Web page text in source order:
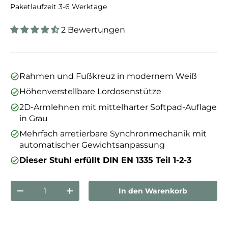
Paketlaufzeit 3-6 Werktage
2 Bewertungen
Rahmen und Fußkreuz in modernem Weiß
Höhenverstellbare Lordosenstütze
2D-Armlehnen mit mittelharter Softpad-Auflage
in Grau
Mehrfach arretierbare Synchronmechanik mit
automatischer Gewichtsanpassung
Dieser Stuhl erfüllt DIN EN 1335 Teil 1-2-3
Anzahl
Menge verringernMenge erhöhenIn den Warenkorb